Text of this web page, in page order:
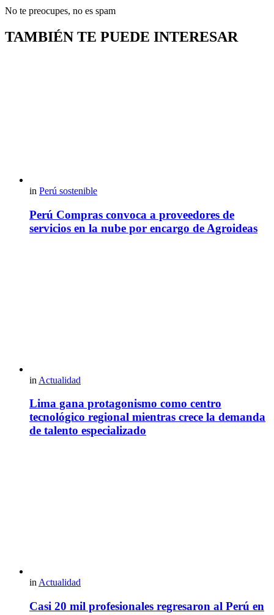
No te preocupes, no es spam
TAMBIÉN TE PUEDE INTERESAR
in Perú sostenible
Perú Compras convoca a proveedores de
servicios en la nube por encargo de Agroideas
in Actualidad
Lima gana protagonismo como centro
tecnológico regional mientras crece la demanda
de talento especializado
in Actualidad
Casi 20 mil profesionales regresaron al Perú en